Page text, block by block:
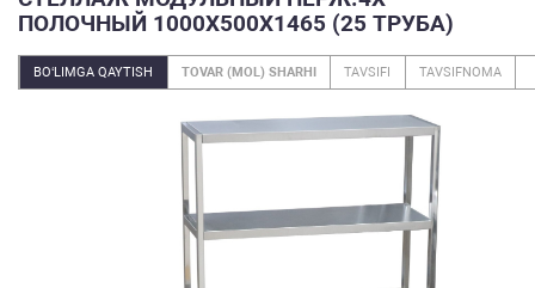
ПОЛОЧНЫЙ 1000Х500Х1465 (25 ТРУБА)
BO‘LIMGA QAYTISH TOVAR (MOL) SHARHI TAVSIFI TAVSIFNOMA